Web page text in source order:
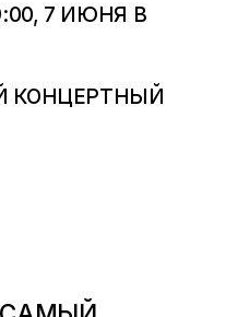
7 ИЮНЯ В
КОНЦЕРТНЫЙ